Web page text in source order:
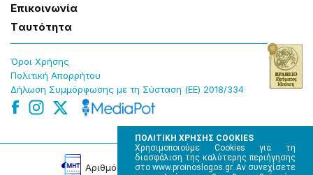
ΠΟΛΙΤΙΚΗ ΧΡΗΣΗΣ COOKIES
Χρησιμοποιούμε Cookies για τη
διασφάλιση της καλύτερης περιήγησης
στο www.proinoslogos.gr. Αν συνεχίσετε
Επɩκοɩνωνία
Tαυτότητα
Όροɩ Χρήσης
Πολɩτɩκή Απορρήτου
Δήλωση Συμμόρφωσης με τη Σύσταση (ΕΕ) 2018/334
Αρɩθμός Πɩστοποίησης Μ.Η.Τ. 220242